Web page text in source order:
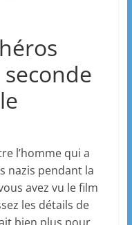
l’homme qui a
nazis pendant la
avez vu le film
les détails de